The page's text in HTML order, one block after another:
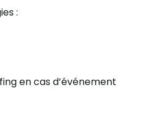
:
en cas d’événement